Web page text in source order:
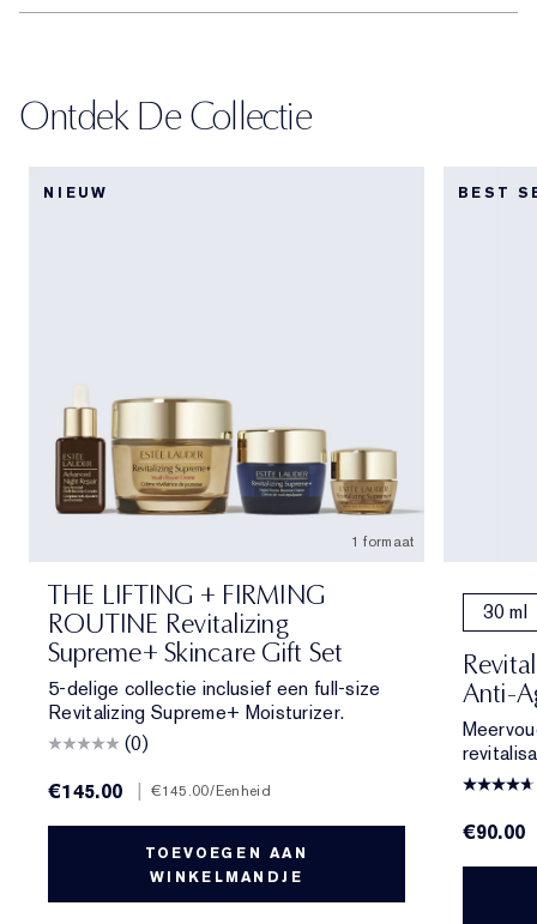
Ontdek De Collectie
NIEUW
1 formaat
THE LIFTING + FIRMING
ROUTINE Revitalizing
Supreme+ Skincare Gift Set
5-delige collectie inclusief een full-size
Revitalizing Supreme+ Moisturizer.
(0)
€145.00
| €145.00/Eenheid
TOEVOEGEN AAN
WINKELMANDJE
BEST
30 ml
Anti-
€90.00